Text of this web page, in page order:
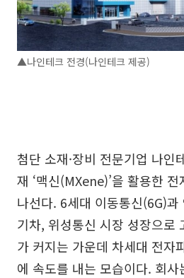
▲나인테크 전경(나인테크 제공)
첨단 소재·장비 전문기업 나인
재 ‘맥신(MXene)’을 활용한
나선다. 6세대 이동통신(6G)
기차, 위성통신 시장 성장으로
가 커지는 가운데 차세대 전자
에 속도를 내는 모습이다. 회사